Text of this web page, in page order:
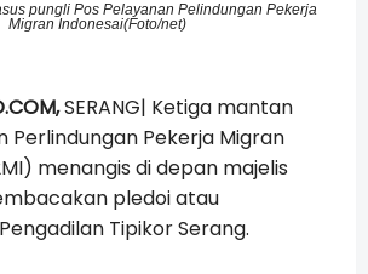
pungli Pos Pelayanan Pelindungan Pekerja
Migran Indonesai(Foto/net)
SERANG| Ketiga mantan
Perlindungan Pekerja Migran
menangis di depan majelis
pledoi atau
Tipikor Serang.